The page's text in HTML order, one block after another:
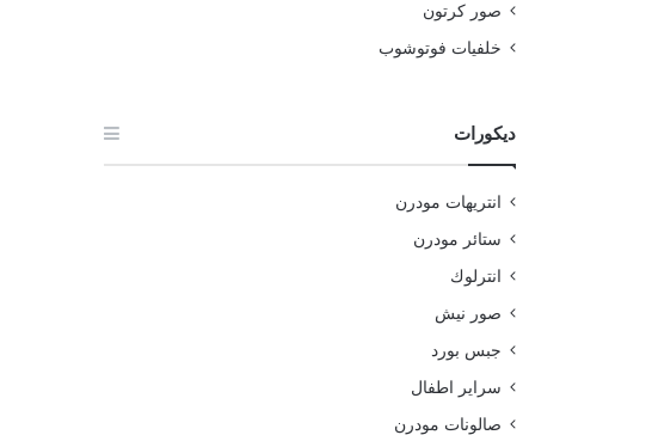
صور كرتون
خلفيات فوتوشوب
ديكورات
انتريهات مودرن
ستائر مودرن
انترلوك
صور نيش
جبس بورد
سراير اطفال
صالونات مودرن